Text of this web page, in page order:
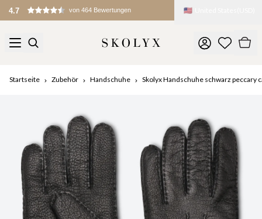
4.7 von 464 Bewertungen 🇺🇸
Startseite Zubehör Handschuhe Skolyx Handschuhe schwarz peccary